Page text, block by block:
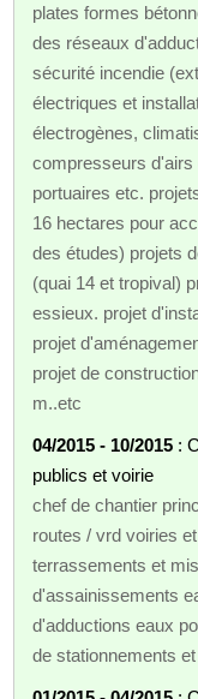
plates formes
des réseaux
sécurité incendie
électriques et
électrogènes,
compresseurs
portuaires etc.
16 hectares pour
des études) projets
(quai 14 et tropival)
essieux. projet
projet
projet de
m..etc
04/2015 - 10/2015 :
publics et voirie
chef de chantier
routes / vrd voiries
terrassements et
d'assainissements
d'adductions eaux
de stationnements